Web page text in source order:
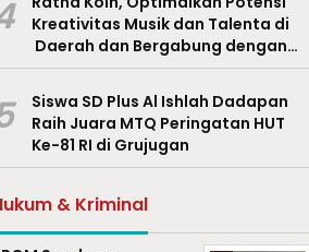
Kreativitas Musik dan Talenta di
Daerah dan Bergabung dengan
Ekraf Pasuruan
Siswa SD Plus Al Ishlah Dadapan
Raih Juara MTQ Peringatan HUT
Ke-81 RI di Grujugan
& Kriminal